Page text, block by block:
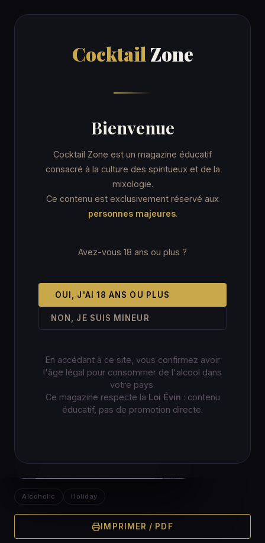
Cocktail Zone
Bienvenue
Cocktail Zone est un magazine éducatif
consacré à la culture des spiritueux et de la
mixologie.
Ce contenu est exclusivement réservé aux
personnes majeures.
Avez-vous 18 ans ou plus ?
OUI, J'AI 18 ANS OU PLUS
NON, JE SUIS MINEUR
En accédant à ce site, vous confirmez avoir
l'âge légal pour consommer de l'alcool dans
votre pays.
Ce magazine respecte la Loi Évin : contenu
éducatif, pas de promotion directe.
CocktailZone
7 min Coupe cocktail ★☆☆ Facile
Alcoholic Holiday
IMPRIMER / PDF